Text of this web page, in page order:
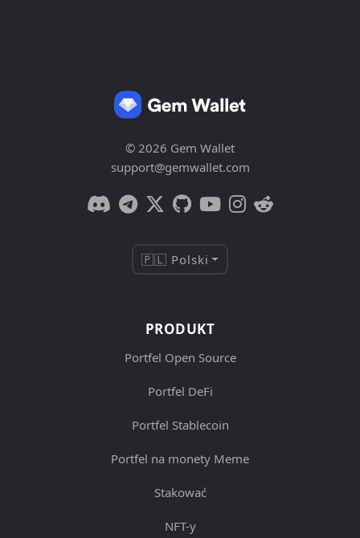
© 2026 Gem Wallet
support@gemwallet.com
🇵🇱 Polski
PRODUKT
Portfel Open Source
Portfel DeFi
Portfel Stablecoin
Portfel na monety Meme
Stakować
NFT-y